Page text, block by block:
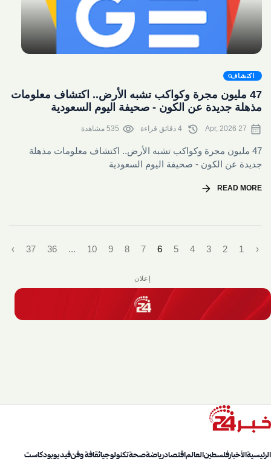
اكتشاف
47 مليون مجرة وكواكب تشبه الأرض.. اكتشاف معلومات
مذهلة جديدة عن الكون - صحيفة اليوم السعودية
calendar_month
27 Apr, 2026
history
visibility 535 مشاهدة
47 مليون مجرة وكواكب تشبه الأرض.. اكتشاف معلومات مذهلة
جديدة عن الكون - صحيفة اليوم السعودية
READ MORE
arrow_forward
‹
1
2
3
4
5
6
7
8
9
10
...
36
37
›
إعلان
الرئيسيةالأخبارفلسطينالعالماقتصادرياضةصحةتكنولوجياثقافة وفنفيديوبودكاست